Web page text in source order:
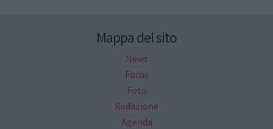
Mappa del sito
News
Focus
Foto
Redazione
Agenda